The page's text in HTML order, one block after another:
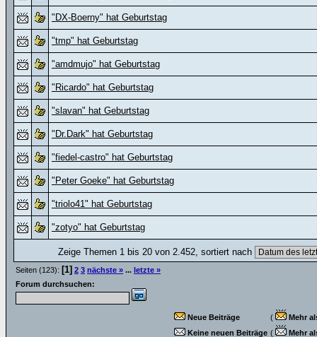
"DX-Boerny" hat Geburtstag
"tmp" hat Geburtstag
"amdmujo" hat Geburtstag
"Ricardo" hat Geburtstag
"slavan" hat Geburtstag
"Dr.Dark" hat Geburtstag
"fiedel-castro" hat Geburtstag
"Peter Goeke" hat Geburtstag
"triolo41" hat Geburtstag
"zotyo" hat Geburtstag
Zeige Themen 1 bis 20 von 2.452, sortiert nach
Seiten (123): [1] 2 3 nächste » ... letzte »
Forum durchsuchen:
Neue Beiträge (
Mehr
Keine neuen Beiträge ( Mehr